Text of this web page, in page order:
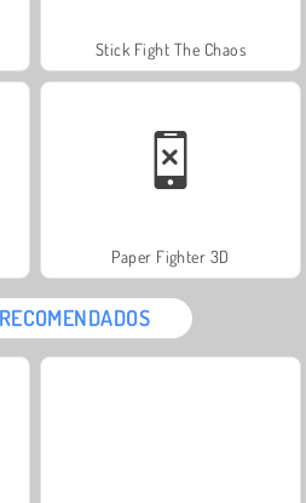
Stick Fight The Chaos
Paper Fighter 3D